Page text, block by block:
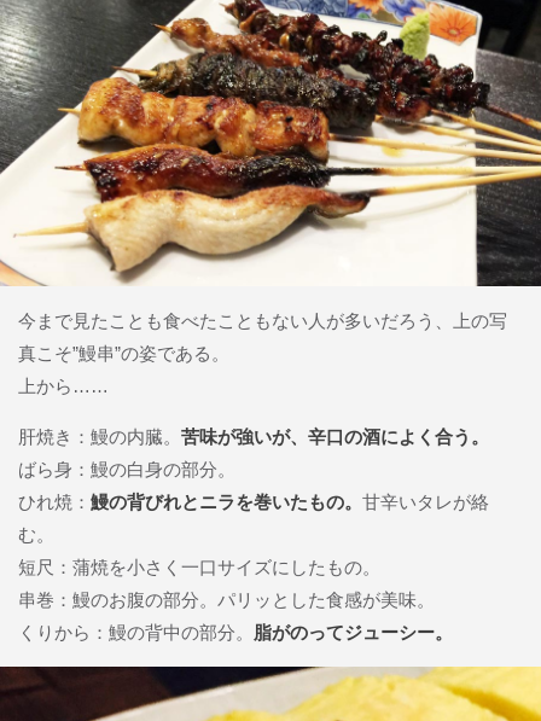
今まで見たことも食べたこともない人が多いだろう、上の写
真こそ”鰻串”の姿である。
上から……
肝焼き：鰻の内臓。 苦味が強いが、辛口の酒によく合う。
ばら身：鰻の白身の部分。
ひれ焼： 鰻の背びれとニラを巻いたもの。 甘辛いタレが絡
む。
短尺：蒲焼を小さく一口サイズにしたもの。
串巻：鰻のお腹の部分。パリッとした食感が美味。
くりから：鰻の背中の部分。 脂がのってジューシー。